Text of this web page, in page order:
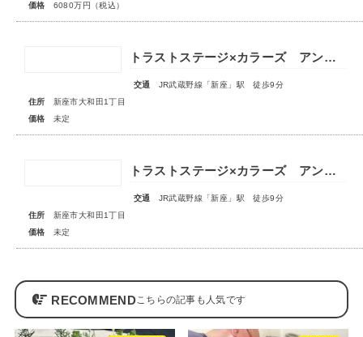
価格
6080万円（税込）
トラストステージ×カラーズ アンドプラス新座市大和田1丁目21期 全3棟 ◆販売予告◆
交通
JR武蔵野線「新座」駅 徒歩9分
住所
新座市大和田1丁目
価格
未定
トラストステージ×カラーズ アンドプラス新座市大和田1丁目21期 全3棟 ◆販売予告◆
交通
JR武蔵野線「新座」駅 徒歩9分
住所
新座市大和田1丁目
価格
未定
RECOMMEND